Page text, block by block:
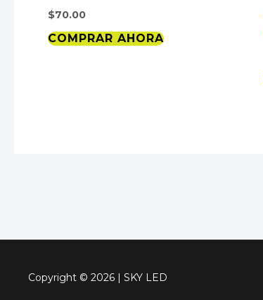
$70.00
COMPRAR AHORA
Copyright © 2026 | SKY LED